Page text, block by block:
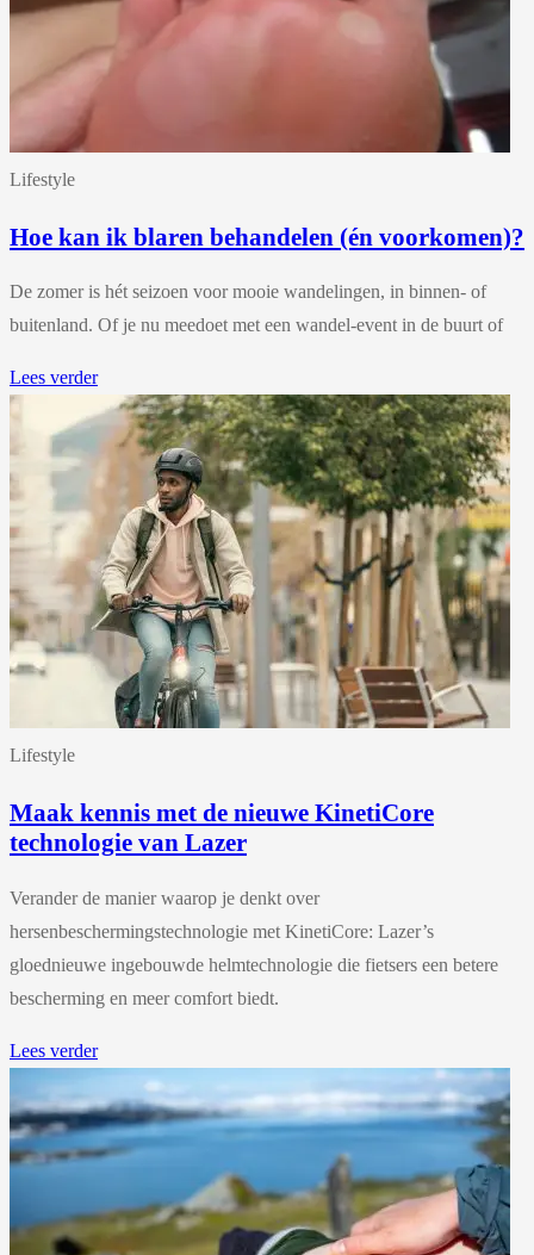
Lifestyle
Hoe kan ik blaren behandelen (én voorkomen)?
De zomer is hét seizoen voor mooie wandelingen, in binnen- of
buitenland. Of je nu meedoet met een wandel-event in de buurt of
Lees verder
Lifestyle
Maak kennis met de nieuwe KinetiCore
technologie van Lazer
Verander de manier waarop je denkt over
hersenbeschermingstechnologie met KinetiCore: Lazer’s
gloednieuwe ingebouwde helmtechnologie die fietsers een betere
bescherming en meer comfort biedt.
Lees verder